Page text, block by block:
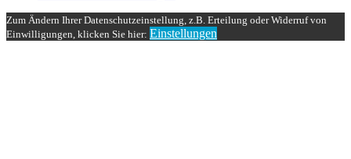
Zum Ändern Ihrer Datenschutzeinstellung, z.B. Erteilung oder Widerruf von
Einwilligungen, klicken Sie hier: Einstellungen